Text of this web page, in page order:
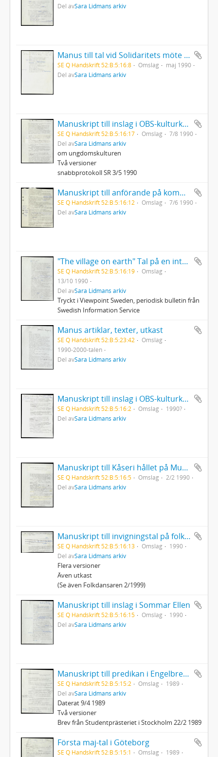
Del avSara Lidmans arkiv
Manus till tal vid Solidaritets möte för flyktingar
SE Q Handskrift 52:B:5:16:8 Omslag
maj 1990
Del avSara Lidmans arkiv
Manuskript till inslag i OBS-kulturkvarten
SE Q Handskrift 52:B:5:16:17 Omslag
7/8 1990
Del avSara Lidmans arkiv
om ungdomskulturen
Två versioner
snabbprotokoll SR 3/5 1990
Manuskript till anförande på kommunplanerarkonferens i Skellefteå. I Norrland hava vi en stor del av Sverige
SE Q Handskrift 52:B:5:16:12 Omslag
7/6 1990
Del avSara Lidmans arkiv
"The village on earth" Tal på en internationell författarfestival i Toronto, Canada
SE Q Handskrift 52:B:5:16:19
Omslag
13/10 1990
Del avSara Lidmans arkiv
Tryckt i Viewpoint Sweden, periodisk bulletin från
Swedish Information Service
Manus artiklar, texter, utkast
SE Q Handskrift 52:B:5:23:42
Omslag
1990-2000-talen
Del avSara Lidmans arkiv
Manuskript till inslag i OBS-kulturkvarten Rasism under pornografisk flagg
SE Q Handskrift 52:B:5:16:2 Omslag
1990?
Del avSara Lidmans arkiv
Manuskript till Kåseri hållet på Musikmuseet "När mina farmödrar möttes i Burundi"
SE Q Handskrift 52:B:5:16:5 Omslag
2/2 1990
Del avSara Lidmans arkiv
Manuskript till invigningstal på folkmusikfestivalen i Falun
SE Q Handskrift 52:B:5:16:13 Omslag
1990
Del avSara Lidmans arkiv
Flera versioner
Även utkast
(Se även Folkdansaren 2/1999)
Manuskript till inslag i Sommar Ellen
SE Q Handskrift 52:B:5:16:15 Omslag
1990
Del avSara Lidmans arkiv
Manuskript till predikan i Engelbrektskyrkan
SE Q Handskrift 52:B:5:15:2 Omslag
1989
Del avSara Lidmans arkiv
Daterat 9/4 1989
Två versioner
Brev från Studentprästeriet i Stockholm 22/2 1989
Första maj-tal i Göteborg
SE Q Handskrift 52:B:5:15:1 Omslag
1989